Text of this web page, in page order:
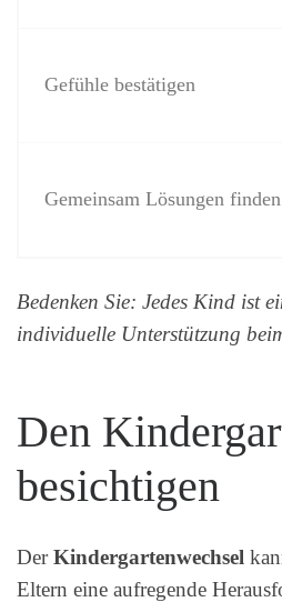
Gefühle bestätigen
Gemeinsam Lösungen finden
Bedenken Sie: Jedes Kind ist
individuelle Unterstützung
Den
besichtigen
DerKindergartenwechsel
Eltern eine aufregende